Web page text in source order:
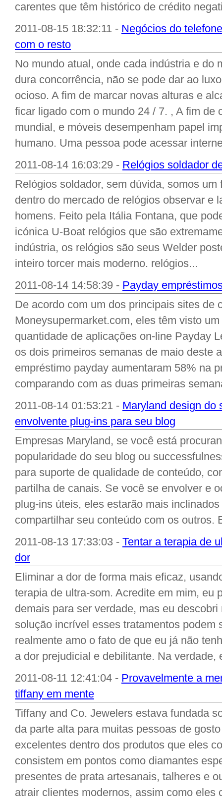
carentes que têm histórico de crédito
2011-08-15 18:32:11 - Negócios do
com o resto
No mundo atual, onde cada indústria e do
dura concorrência, não se pode dar ao
ocioso. A fim de marcar novas alturas e
ficar ligado com o mundo 24 / 7. , A fim de
mundial, e móveis desempenham papel
humano. Uma pessoa pode acessar
2011-08-14 16:03:29 - Relógios soldador
Relógios soldador, sem dúvida, somos
dentro do mercado de relógios observar e
homens. Feito pela Itália Fontana, que
icónica U-Boat relógios que são
indústria, os relógios são seus Welder
inteiro torcer mais moderno. relógios...
2011-08-14 14:58:39 - Payday
De acordo com um dos principais sites de
Moneysupermarket.com, eles têm visto
quantidade de aplicações on-line Payday
os dois primeiros semanas de maio deste
empréstimo payday aumentaram 58% na
comparando com as duas primeiras
2011-08-14 01:53:21 - Maryland design do
envolvente plug-ins para seu blog
Empresas Maryland, se você está
popularidade do seu blog ou
para suporte de qualidade de conteúdo,
partilha de canais. Se você se envolver e
plug-ins úteis, eles estarão mais
compartilhar seu conteúdo com os outros.
2011-08-13 17:33:03 - Tentar a terapia de
dor
Eliminar a dor de forma mais eficaz,
terapia de ultra-som. Acredite em mim, eu
demais para ser verdade, mas eu
solução incrível esses tratamentos podem
realmente amo o fato de que eu já não
a dor prejudicial e debilitante. Na verdade,
2011-08-11 12:41:04 - Provavelmente a
tiffany em mente
Tiffany and Co. Jewelers estava fundada
da parte alta para muitas pessoas de
excelentes dentro dos produtos que eles
consistem em pontos como diamantes
presentes de prata artesanais, talheres e
atrair clientes modernos, assim como eles